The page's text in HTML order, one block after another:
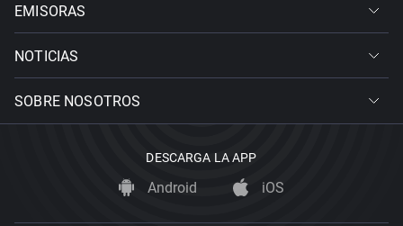
EMISORAS
NOTICIAS
SOBRE NOSOTROS
DESCARGA LA APP
Android iOS